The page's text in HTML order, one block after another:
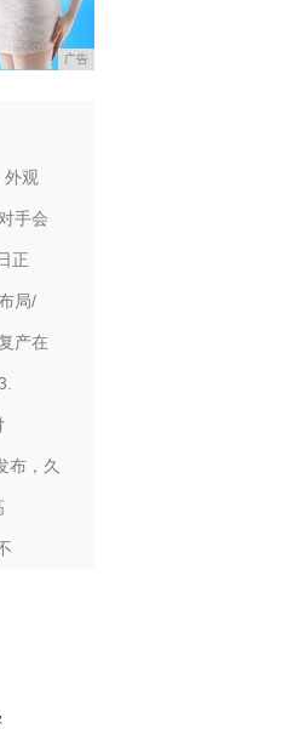
广告
外观
手会
正
局/
产在
布，久